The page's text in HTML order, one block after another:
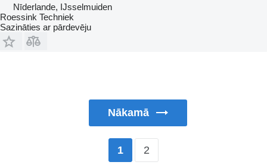
Nīderlande, IJsselmuiden
Roessink Techniek
Sazināties ar pārdevēju
Nākamā
1 2